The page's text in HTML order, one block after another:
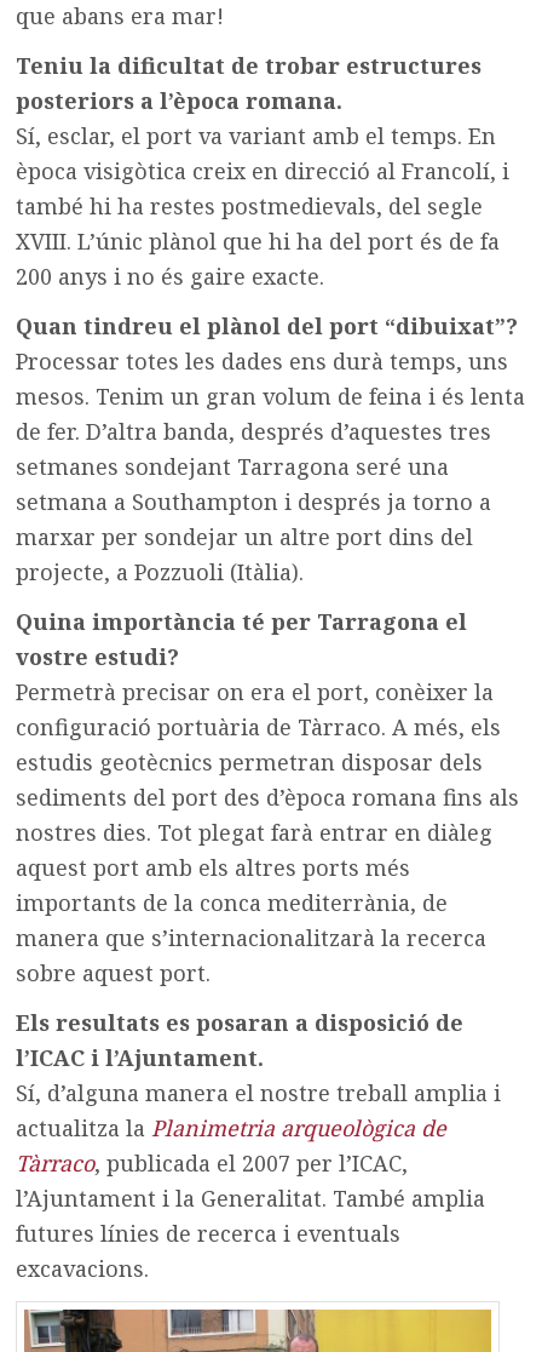
que abans era mar!
Teniu la dificultat de trobar estructures
posteriors a l’època romana.
Sí, esclar, el port va variant amb el temps. En
època visigòtica creix en direcció al Francolí, i
també hi ha restes postmedievals, del segle
XVIII. L’únic plànol que hi ha del port és de fa
200 anys i no és gaire exacte.
Quan tindreu el plànol del port “dibuixat”?
Processar totes les dades ens durà temps, uns
mesos. Tenim un gran volum de feina i és lenta
de fer. D’altra banda, després d’aquestes tres
setmanes sondejant Tarragona seré una
setmana a Southampton i després ja torno a
marxar per sondejar un altre port dins del
projecte, a Pozzuoli (Itàlia).
Quina importància té per Tarragona el
vostre estudi?
Permetrà precisar on era el port, conèixer la
configuració portuària de Tàrraco. A més, els
estudis geotècnics permetran disposar dels
sediments del port des d’època romana fins als
nostres dies. Tot plegat farà entrar en diàleg
aquest port amb els altres ports més
importants de la conca mediterrània, de
manera que s’internacionalitzarà la recerca
sobre aquest port.
Els resultats es posaran a disposició de
l’ICAC i l’Ajuntament.
Sí, d’alguna manera el nostre treball amplia i
actualitza laPlanimetria arqueològica de
Tàrraco, publicada el 2007 per l’ICAC,
l’Ajuntament i la Generalitat. També amplia
futures línies de recerca i eventuals
excavacions.